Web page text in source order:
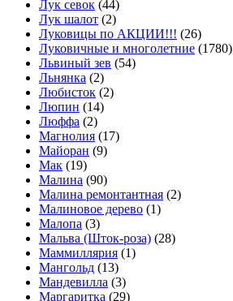
Лук севок (44)
Лук шалот (2)
Луковицы по АКЦИИ!!! (26)
Луковичные и многолетние (1780)
Львиный зев (54)
Льнянка (2)
Любисток (2)
Люпин (14)
Люффа (2)
Магнолия (17)
Майоран (9)
Мак (19)
Малина (90)
Малина ремонтантная (2)
Малиновое дерево (1)
Малопа (3)
Мальва (Шток-роза) (28)
Маммиллярия (1)
Мангольд (13)
Мандевилла (3)
Маргаритка (29)